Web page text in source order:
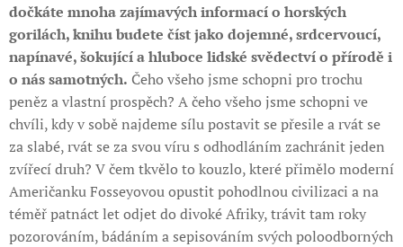
dočkáte mnoha zajímavých informací o horských
gorilách, knihu budete číst jako dojemné, srdcervoucí,
napínavé, šokující a hluboce lidské svědectví o přírodě i
o nás samotných. Čeho všeho jsme schopni pro trochu
peněz a vlastní prospěch? A čeho všeho jsme schopni ve
chvíli, kdy v sobě najdeme sílu postavit se přesile a rvát se
za slabé, rvát se za svou víru s odhodláním zachránit jeden
zvířecí druh? V čem tkvělo to kouzlo, které přimělo moderní
Američanku Fosseyovou opustit pohodlnou civilizaci a na
téměř patnáct let odjet do divoké Afriky, trávit tam roky
pozorováním, bádáním a sepisováním svých poloodborných